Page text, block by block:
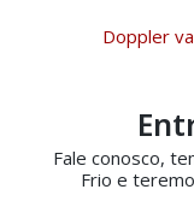
Doppler
Fale conosco,
Frio e